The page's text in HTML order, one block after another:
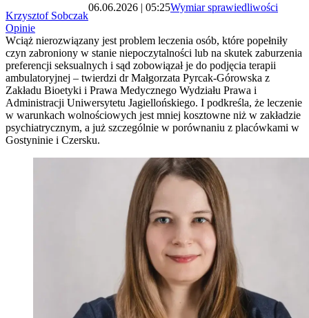
Krzysztof Sobczak
06.06.2026 | 05:25Wymiar sprawiedliwości
Opinie
Wciąż nierozwiązany jest problem leczenia osób, które popełniły
czyn zabroniony w stanie niepoczytalności lub na skutek zaburzenia
preferencji seksualnych i sąd zobowiązał je do podjęcia terapii
ambulatoryjnej – twierdzi dr Małgorzata Pyrcak-Górowska z
Zakładu Bioetyki i Prawa Medycznego Wydziału Prawa i
Administracji Uniwersytetu Jagiellońskiego. I podkreśla, że leczenie
w warunkach wolnościowych jest mniej kosztowne niż w zakładzie
psychiatrycznym, a już szczególnie w porównaniu z placówkami w
Gostyninie i Czersku.